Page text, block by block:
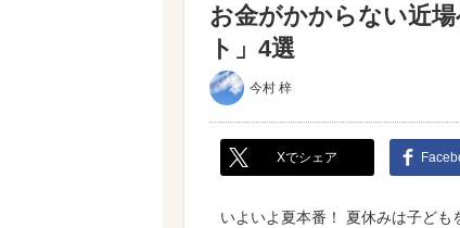
お金がかからない近
ト」4選
今村 梓
Xでシェア
いよいよ夏本番！ 夏休みは子ど